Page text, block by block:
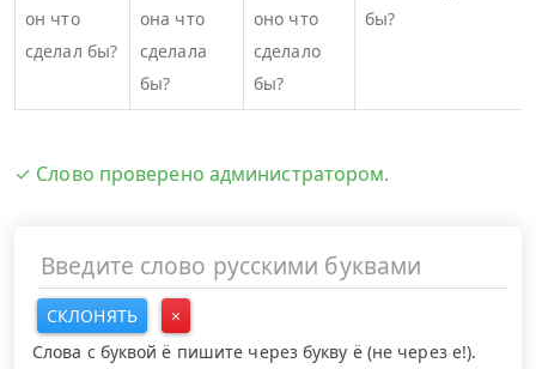
он что
сделал бы?
она что
сделала
бы?
оно что
сделало
бы?
бы?
✓ Слово проверено администратором.
СКЛОНЯТЬ
×
Слова с буквой ё пишите через букву ё (не через е!).